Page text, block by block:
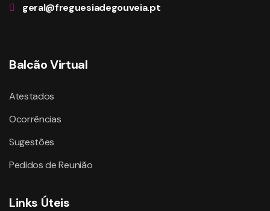
geral@freguesiadegouveia.pt
Balcão Virtual
Atestados
Ocorrências
Sugestões
Pedidos de Reunião
Links Úteis